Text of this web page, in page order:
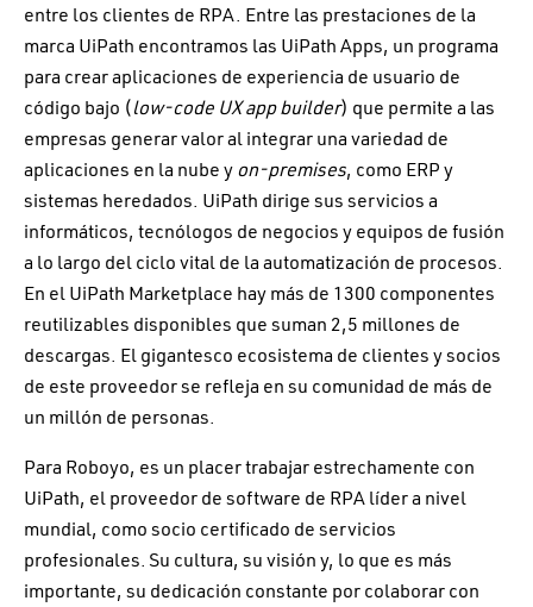
entre los clientes de RPA. Entre las prestaciones de la
marca UiPath encontramos las UiPath Apps, un programa
para crear aplicaciones de experiencia de usuario de
código bajo (low-code UX app builder) que permite a las
empresas generar valor al integrar una variedad de
aplicaciones en la nube yon-premises, como ERP y
sistemas heredados. UiPath dirige sus servicios a
informáticos, tecnólogos de negocios y equipos de fusión
a lo largo del ciclo vital de la automatización de procesos.
En el UiPath Marketplace hay más de 1300 componentes
reutilizables disponibles que suman 2,5 millones de
descargas. El gigantesco ecosistema de clientes y socios
de este proveedor se refleja en su comunidad de más de
un millón de personas.
Para Roboyo, es un placer trabajar estrechamente con
UiPath, el proveedor de software de RPA líder a nivel
mundial, como socio certificado de servicios
profesionales. Su cultura, su visión y, lo que es más
importante, su dedicación constante por colaborar con